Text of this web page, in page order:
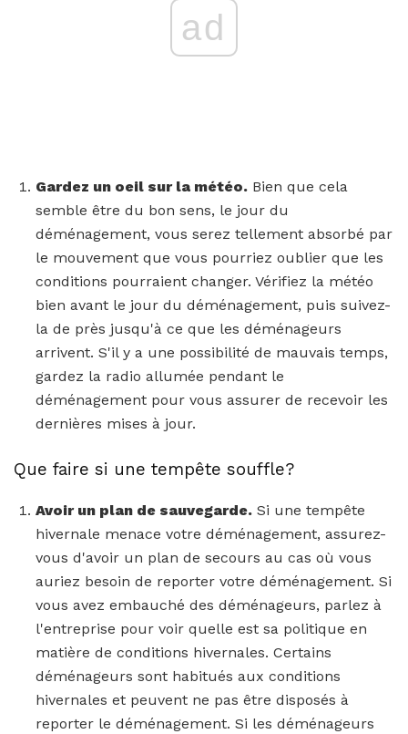
ad
Gardez un oeil sur la météo. Bien que cela
semble être du bon sens, le jour du
déménagement, vous serez tellement absorbé par
le mouvement que vous pourriez oublier que les
conditions pourraient changer. Vérifiez la météo
bien avant le jour du déménagement, puis suivez-
la de près jusqu'à ce que les déménageurs
arrivent. S'il y a une possibilité de mauvais temps,
gardez la radio allumée pendant le
déménagement pour vous assurer de recevoir les
dernières mises à jour.
Que faire si une tempête souffle?
Avoir un plan de sauvegarde. Si une tempête
hivernale menace votre déménagement, assurez-
vous d'avoir un plan de secours au cas où vous
auriez besoin de reporter votre déménagement. Si
vous avez embauché des déménageurs, parlez à
l'entreprise pour voir quelle est sa politique en
matière de conditions hivernales. Certains
déménageurs sont habitués aux conditions
hivernales et peuvent ne pas être disposés à
reporter le déménagement. Si les déménageurs